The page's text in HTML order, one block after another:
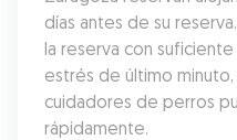
días antes de su
la reserva con
estrés de último
cuidadores de perros
rápidamente.